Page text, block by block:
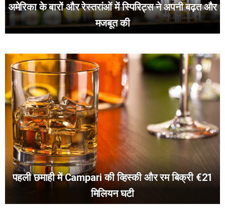
अमेरिका के बारों और रेस्तरांओं में स्पिरिट्स ने अपनी बढ़त और
मजबूत की
पहली छमाही में Campari की व्हिस्की और रम बिक्री €21
मिलियन घटी